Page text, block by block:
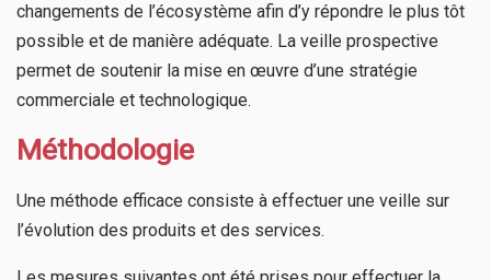
changements de l’écosystème afin d’y répondre le plus tôt
possible et de manière adéquate. La veille prospective
permet de soutenir la mise en œuvre d’une stratégie
commerciale et technologique.
Méthodologie
Une méthode efficace consiste à effectuer une veille sur
l’évolution des produits et des services.